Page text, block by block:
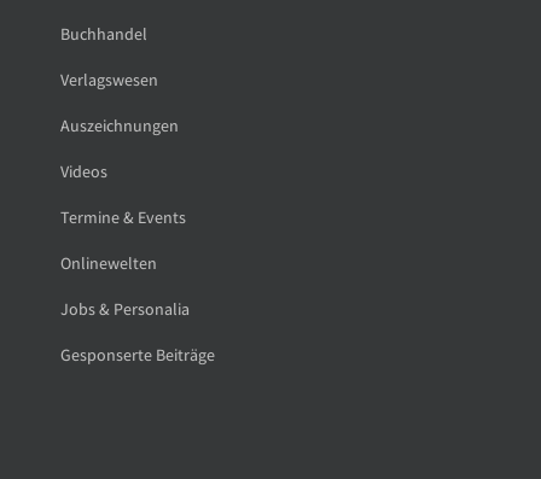
Buchhandel
Verlagswesen
Auszeichnungen
Videos
Termine & Events
Onlinewelten
Jobs & Personalia
Gesponserte Beiträge